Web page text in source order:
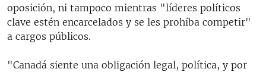
oposición, ni tampoco mientras "líderes políticos
clave estén encarcelados y se les prohíba competir"
a cargos públicos.
"Canadá siente una obligación legal, política, y por